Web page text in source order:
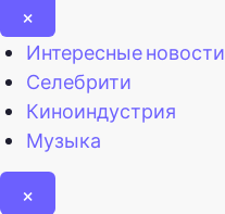
×
Закрыть
меню
Интересные новости
Селебрити
Киноиндустрия
Музыка
×